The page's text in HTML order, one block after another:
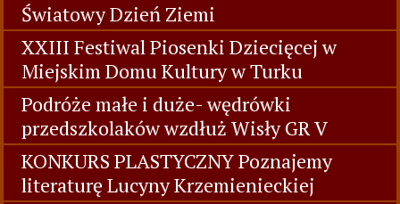
Światowy Dzień Ziemi
XXIII Festiwal Piosenki Dziecięcej w
Miejskim Domu Kultury w Turku
Podróże małe i duże- wędrówki
przedszkolaków wzdłuż Wisły GR V
KONKURS PLASTYCZNY Poznajemy
literaturę Lucyny Krzemienieckiej